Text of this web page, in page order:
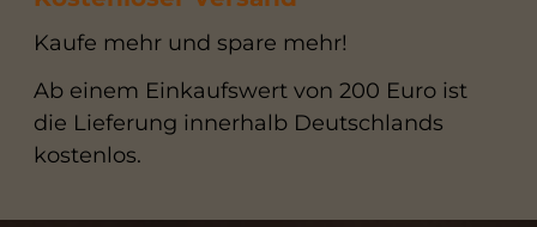
Kaufe mehr und spare mehr!
Ab einem Einkaufswert von 200 Euro ist
die Lieferung innerhalb Deutschlands
kostenlos.